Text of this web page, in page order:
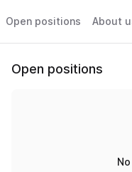
Open positions About
Open positions